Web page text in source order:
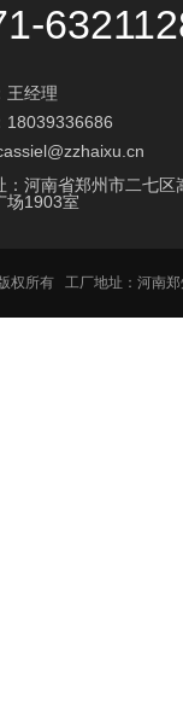
王经理
：河南省郑州市二七区
场1903室
权所有 工厂地址：河